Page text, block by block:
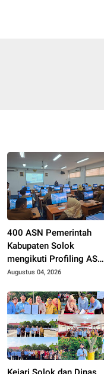
400 ASN Pemerintah
Kabupaten Solok
mengikuti Profiling ASN
2026.
Augustus 04, 2026